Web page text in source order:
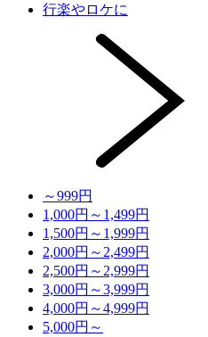
行楽やロケに
～999円
1,000円～1,499円
1,500円～1,999円
2,000円～2,499円
2,500円～2,999円
3,000円～3,999円
4,000円～4,999円
5,000円～